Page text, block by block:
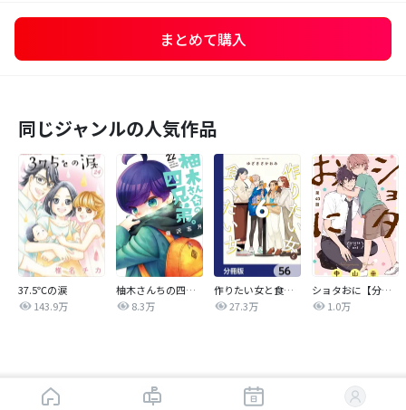
まとめて購入
同じジャンルの人気作品
37.5℃の涙
143.9万
柚木さんちの四兄弟。
8.3万
作りたい女と食べたい女【分冊版】
27.3万
ショタおに【分冊版】
1.0万